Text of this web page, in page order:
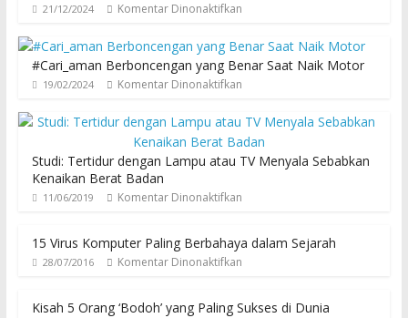
21/12/2024 Komentar Dinonaktifkan
#Cari_aman Berboncengan yang Benar Saat Naik Motor
19/02/2024 Komentar Dinonaktifkan
Studi: Tertidur dengan Lampu atau TV Menyala Sebabkan
Kenaikan Berat Badan
11/06/2019 Komentar Dinonaktifkan
15 Virus Komputer Paling Berbahaya dalam Sejarah
28/07/2016 Komentar Dinonaktifkan
Kisah 5 Orang ‘Bodoh’ yang Paling Sukses di Dunia